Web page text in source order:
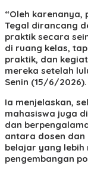
“Oleh karenanya,
Tegal dirancang
praktik secara
di ruang kelas,
praktik, dan
mereka setelah
Senin (15/6/2026).
Ia menjelaskan,
mahasiswa juga
dan
antara dosen dan
belajar yang
pengembangan